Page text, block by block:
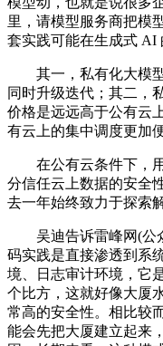
里，请模型服务商把模
套实践可能在生成式 AI
其一，私有化大模型
同时升级迭代；其二，
价格是远远高于公有云
有云上的集中调度更加
在公有云条件下，用
分信任云上数据的安全
去一年始终致力于探索
吴迪告诉雷峰网(公
码实践是直接渗透到系
境、日志审计环境，它
个比方，这就好像大厦
常高的安全性。相比较
能会先把大厦建立起来